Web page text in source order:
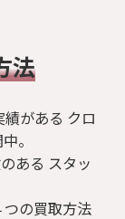
法
がある クロ
。
ある スタッ
つの買取方法